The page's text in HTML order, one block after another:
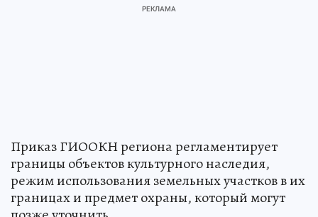
Приказ ГИООКН региона регламентирует
границы объектов культурного наследия,
режим использования земельных участков в их
границах и предмет охраны, который могут